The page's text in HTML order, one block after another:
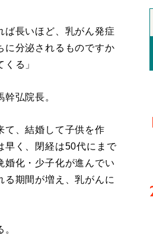
ば長いほど、乳がん発症
に分泌されるものですか
る」
弘院長。
て、結婚して子供を作
早く、閉経は50代にまで
婚化・少子化が進んでい
る期間が増え、乳がんに